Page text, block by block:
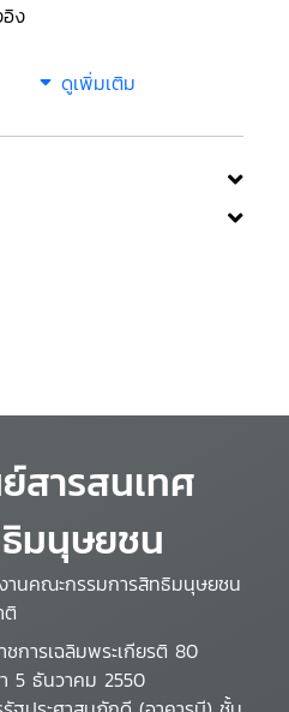
ง
ดูเพิ่มเติม
สารสนเทศ
มนุษยชน
านคณะกรรมการสิทธิมนุษยชน
ติ
ชการเฉลิมพระเกียรติ 80
5 ธันวาคม 2550